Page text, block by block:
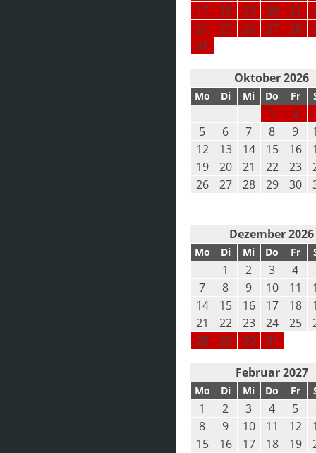
17
18 19 20 21
24
25 26 27 28
31
Oktober 2026
Mo Di Mi Do Fr
1 2
5
6 7 8 9
12
13 14 15 16
19
20 21 22 23
26
27 28 29 30
Dezember 2026
Mo Di Mi Do Fr
1 2 3 4
7
8 9 10 11
14
15 16 17 18
21
22 23 24 25
28
29 30 31
Februar 2027
Mo Di Mi Do Fr
1 2 3 4 5
8
9 10 11 12
15
16 17 18 19